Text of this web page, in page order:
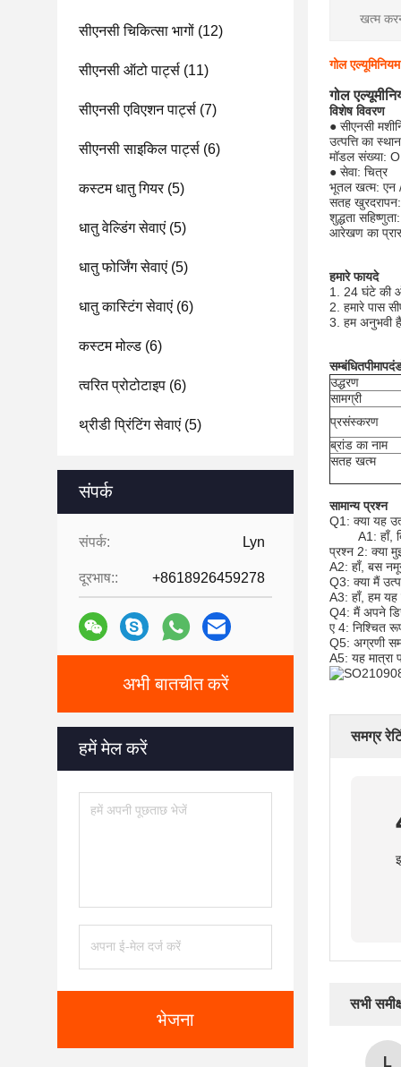
सीएनसी चिकित्सा भागों (12)
सीएनसी ऑटो पार्ट्स (11)
सीएनसी एविएशन पार्ट्स (7)
सीएनसी साइकिल पार्ट्स (6)
कस्टम धातु गियर(5)
धातु वेल्डिंग सेवाएं (5)
धातु फोर्जिंग सेवाएं (5)
धातु कास्टिंग सेवाएं (6)
कस्टम मोल्ड (6)
त्वरित प्रोटोटाइप (6)
थ्रीडी प्रिंटिंग सेवाएं (5)
संपर्क
संपर्क: Lyn
दूरभाष:: +8618926459278
अभी बातचीत करें
हमें मेल करें
भेजना
खत्म
गोल
गोल
विशेष विवरण
● सीएनसी
उत्पत्ति का
मॉडल संख्या:
● सेवा: चित्र
भूतल खत्म: एन
सतह
शुद्धता
आरेखण का
हमारे फायदे
1. 24 घंटे की
2. हमारे पास
3. हम अनुभवी
सम्बंधितपी
उद्धरण
सामग्री
प्रसंस्करण
ब्रांड का नाम
सतह खत्म
सामान्य प्रश्न
Q1: क्या यह
A1: हाँ,
प्रश्न 2: क्या
A2: हाँ, बस
Q3: क्या मैं
A3: हाँ, हम यह
Q4: मैं अपने
ए 4: निश्चित
Q5: अग्रणी
A5: यह मात्रा
समग्र
सभी
L